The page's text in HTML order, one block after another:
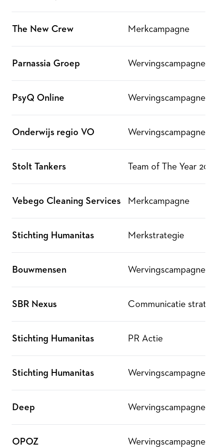
The New Crew Merkcampagne
Parnassia Groep Wervingscampagne
PsyQ Online Wervingscampagne
Onderwijs regio VO Wervingscampagne
Stolt Tankers Team of The Year
Vebego Cleaning Services Merkcampagne
Stichting Humanitas Merkstrategie
Bouwmensen Wervingscampagne
SBR Nexus Communicatie
Stichting Humanitas PR Actie
Stichting Humanitas Wervingscampagne
Deep Wervingscampagne
OPOZ Wervingscampagne